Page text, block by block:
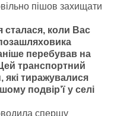
пішов захищати
сталася, коли Вас
перебував на
транспортний
які тиражувалися
подвір’ї у селі
спершу